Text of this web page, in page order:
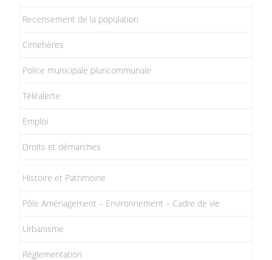
Recensement de la population
Cimetières
Police municipale pluricommunale
Téléalerte
Emploi
Droits et démarches
Histoire et Patrimoine
Pôle Aménagement – Environnement – Cadre de vie
Urbanisme
Réglementation